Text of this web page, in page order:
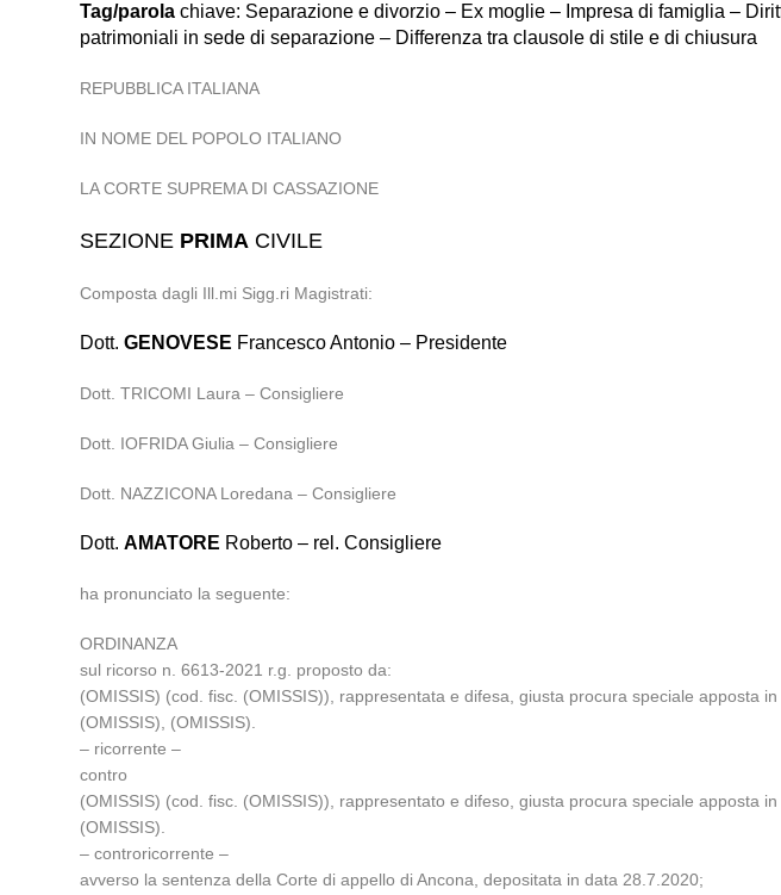
Tag/parola chiave: Separazione e divorzio – Ex moglie – Impresa di famiglia –
patrimoniali in sede di separazione – Differenza tra clausole di stile e di chiusura
REPUBBLICA ITALIANA
IN NOME DEL POPOLO ITALIANO
LA CORTE SUPREMA DI CASSAZIONE
SEZIONE PRIMA CIVILE
Composta dagli Ill.mi Sigg.ri Magistrati:
Dott.GENOVESE Francesco Antonio – Presidente
Dott. TRICOMI Laura – Consigliere
Dott. IOFRIDA Giulia – Consigliere
Dott. NAZZICONA Loredana – Consigliere
Dott.AMATORE Roberto – rel. Consigliere
ha pronunciato la seguente:
ORDINANZA
sul ricorso n. 6613-2021 r.g. proposto da:
(OMISSIS) (cod. fisc. (OMISSIS)), rappresentata e difesa, giusta procura speciale apposta
(OMISSIS), (OMISSIS).
– ricorrente –
contro
(OMISSIS) (cod. fisc. (OMISSIS)), rappresentato e difeso, giusta procura speciale apposta
(OMISSIS).
– controricorrente –
avverso la sentenza della Corte di appello di Ancona, depositata in data 28.7.2020;